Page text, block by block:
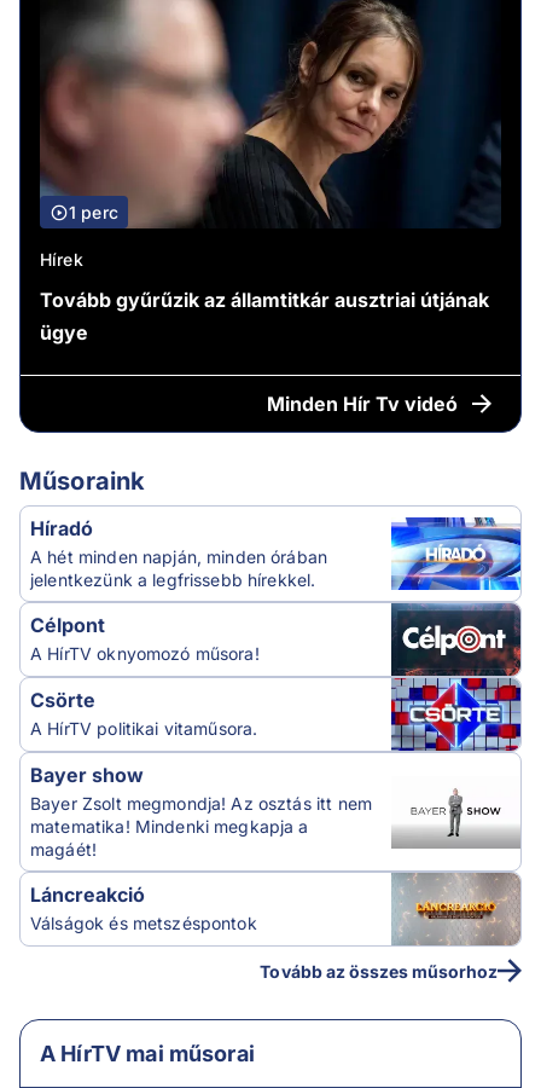
1 perc
Hírek
Tovább gyűrűzik az államtitkár ausztriai útjának
ügye
Minden Hír Tv videó
Műsoraink
Híradó
A hét minden napján, minden órában
jelentkezünk a legfrissebb hírekkel.
Célpont
A HírTV oknyomozó műsora!
Csörte
A HírTV politikai vitaműsora.
Bayer show
Bayer Zsolt megmondja! Az osztás itt nem
matematika! Mindenki megkapja a
magáét!
Láncreakció
Válságok és metszéspontok
Tovább az összes műsorhoz
A HírTV mai műsorai